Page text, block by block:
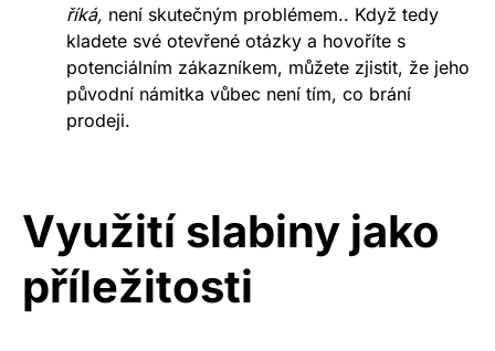
říká, není skutečným problémem.. Když tedy
kladete své otevřené otázky a hovoříte s
potenciálním zákazníkem, můžete zjistit, že jeho
původní námitka vůbec není tím, co brání
prodeji.
Využití slabiny jako
příležitosti